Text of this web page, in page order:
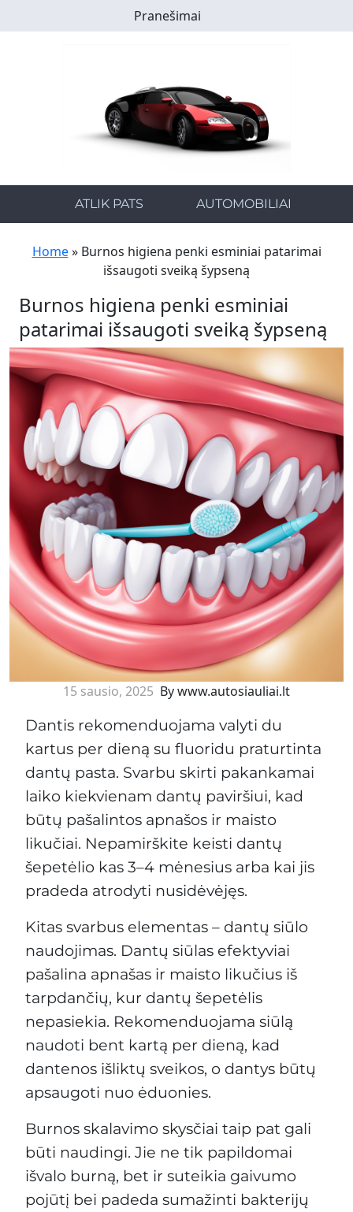
to
Pranešimai
ATLIK PATS AUTOMOBILIAI
Home» Burnos higiena penki esminiai patarimai
išsaugoti sveiką šypseną
Burnos higiena penki esminiai
patarimai išsaugoti sveiką šypseną
15 sausio, 2025 By www.autosiauliai.lt
Dantis rekomenduojama valyti du
kartus per dieną su fluoridu praturtinta
dantų pasta. Svarbu skirti pakankamai
laiko kiekvienam dantų paviršiui, kad
būtų pašalintos apnašos ir maisto
likučiai. Nepamirškite keisti dantų
šepetėlio kas 3–4 mėnesius arba kai jis
pradeda atrodyti nusidėvėjęs.
Kitas svarbus elementas – dantų siūlo
naudojimas. Dantų siūlas efektyviai
pašalina apnašas ir maisto likučius iš
tarpdančių, kur dantų šepetėlis
nepasiekia. Rekomenduojama siūlą
naudoti bent kartą per dieną, kad
dantenos išliktų sveikos, o dantys būtų
apsaugoti nuo ėduonies.
Burnos skalavimo skysčiai taip pat gali
būti naudingi. Jie ne tik papildomai
išvalo burną, bet ir suteikia gaivumo
pojūtį bei padeda sumažinti bakterijų